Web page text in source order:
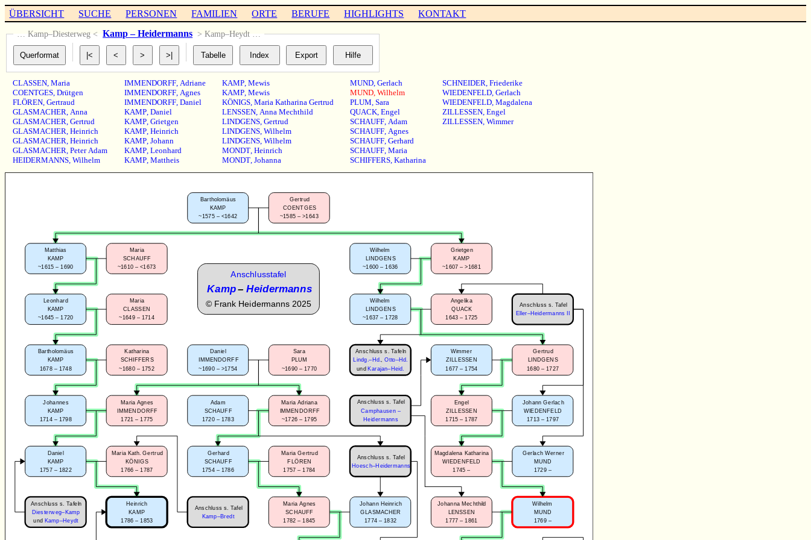
ÜBERSICHT SUCHE PERSONEN FAMILIEN ORTE BERUFE HIGHLIGHTS KONTAKT
… Kamp–Diesterweg < Kamp – Heidermanns > Kamp–Heydt …
CLASSEN,Maria
COENTGES,Drütgen
FLÖREN,Gertraud
GLASMACHER,Anna
GLASMACHER,Gertrud
GLASMACHER,Heinrich
GLASMACHER,Heinrich
GLASMACHER,Peter Adam
HEIDERMANNS,Wilhelm
IMMENDORFF, Adriane
IMMENDORFF, Agnes
IMMENDORFF, Daniel
KAMP, Daniel
KAMP, Grietgen
KAMP, Heinrich
KAMP, Johann
KAMP, Leonhard
KAMP, Mattheis
KAMP, Mewis
KAMP, Mewis
KÖNIGS, Maria Katharina Gertrud
LENSSEN, Anna Mechthild
LINDGENS, Gertrud
LINDGENS, Wilhelm
LINDGENS, Wilhelm
MONDT, Heinrich
MONDT, Johanna
MUND, Gerlach
MUND, Wilhelm
PLUM, Sara
QUACK, Engel
SCHAUFF, Adam
SCHAUFF, Agnes
SCHAUFF, Gerhard
SCHAUFF, Maria
SCHIFFERS, Katharina
SCHNEIDER, Friederike
WIEDENFELD, Gerlach
WIEDENFELD, Magdalena
ZILLESSEN, Engel
ZILLESSEN, Wimmer
Heinrich
KAMP
1786 – 1853
Daniel
KAMP
1757 – 1822
Maria Kath. Gertrud
KÖNIGS
1766 – 1787
Johannes
KAMP
1714 – 1798
Maria Agnes
IMMENDORFF
1721 – 1775
Daniel
IMMENDORFF
~1690 – >1754
Sara
PLUM
~1690 – 1770
Adam
SCHAUFF
1720 – 1783
Maria Adriana
IMMENDORFF
~1726 – 1795
Gerhard
SCHAUFF
1754 – 1786
Maria Gertrud
FLÖREN
1757 – 1784
Johann Heinrich
GLASMACHER
1774 – 1832
Maria Agnes
SCHAUFF
1782 – 1845
Bartholomäus
KAMP
1678 – 1748
Katharina
SCHIFFERS
~1680 – 1752
Leonhard
KAMP
~1645 – 1720
Maria
CLASSEN
~1649 – 1714
Matthias
KAMP
~1615 – 1690
Maria
SCHAUFF
~1610 – <1673
Bartholomäus
KAMP
~1575 – <1642
Gertrud
COENTGES
~1585 – >1643
Wimmer
ZILLESSEN
1677 – 1754
Gertrud
LINDGENS
1680 – 1727
Johann Gerlach
WIEDENFELD
1713 – 1797
Engel
ZILLESSEN
1715 – 1787
Gerlach Werner
MUND
1729 –
Magdalena Katharina
WIEDENFELD
1745 –
Wilhelm
MUND
1769 –
Johanna Mechthild
LENSSEN
1777 – 1861
Wilhelm
LINDGENS
~1637 – 1728
Angelika
QUACK
1643 – 1725
Wilhelm
LINDGENS
~1600 – 1636
Grietgen
KAMP
~1607 – >1681
Anschluss s. Tafel
Eller–Heidermanns II
Anschluss s. Tafel
Camphausen –
Heidermanns
Anschluss s. Tafel
Hoesch–Heidermanns
Anschluss s. Tafeln
Diesterweg–Kamp
undKamp–Heydt
Anschluss s. Tafeln
Lindg.–Hd., Otto–Hd.
undKarajan–Heid.
Anschluss s. Tafel
Kamp–Bredt
Anschlusstafel
Kamp–Heidermanns
© Frank Heidermanns 2025